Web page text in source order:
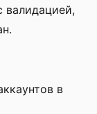
валидацией,
в